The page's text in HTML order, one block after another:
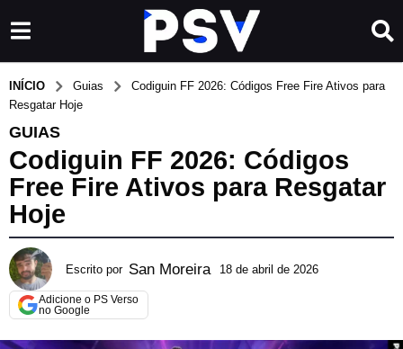
INÍCIO Guias
Codiguin FF 2026: Códigos Free Fire Ativos para
Resgatar Hoje
GUIAS
Codiguin FF 2026: Códigos
Free Fire Ativos para Resgatar
Hoje
Escrito por San Moreira 18 de abril de 2026
a
Adicione o PS Verso
no Google